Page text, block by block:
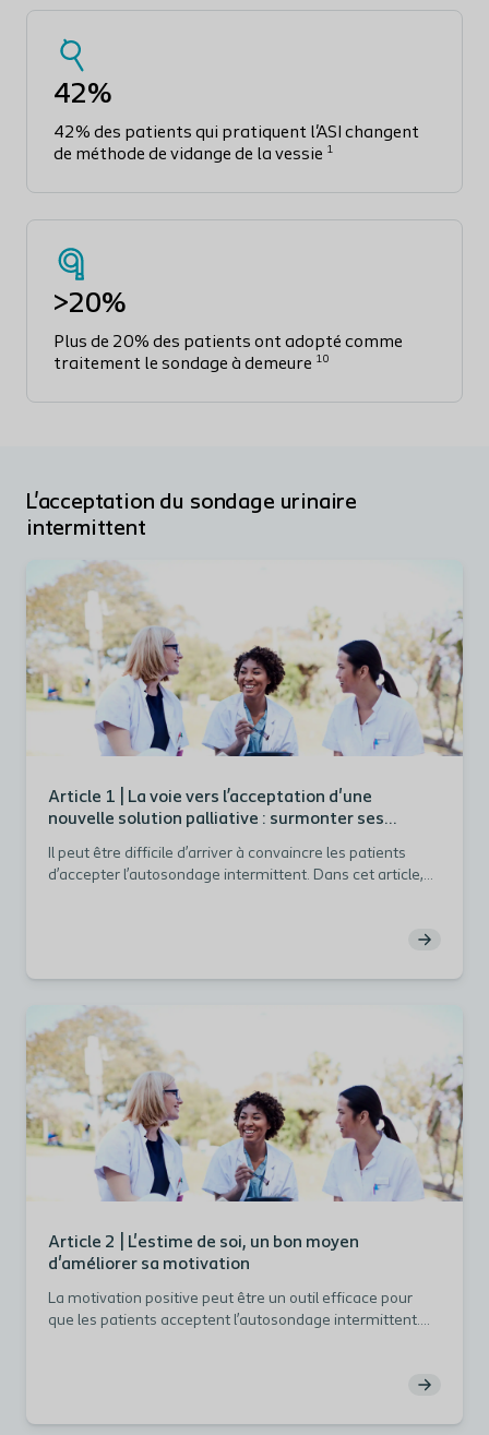
42%
42% des patients qui pratiquent l'ASI changent
de méthode de vidange de la vessie 1
>20%
Plus de 20% des patients ont adopté comme
traitement le sondage à demeure 10
L'acceptation du sondage urinaire
intermittent
Article 1 | La voie vers l’acceptation d'une
nouvelle solution palliative : surmonter ses
Il peut être difficile d’arriver à convaincre les patients
d’accepter l’autosondage intermittent. Dans cet article,
Article 2 | L'estime de soi, un bon moyen
d'améliorer sa motivation
La motivation positive peut être un outil efficace pour
que les patients acceptent l’autosondage intermittent.